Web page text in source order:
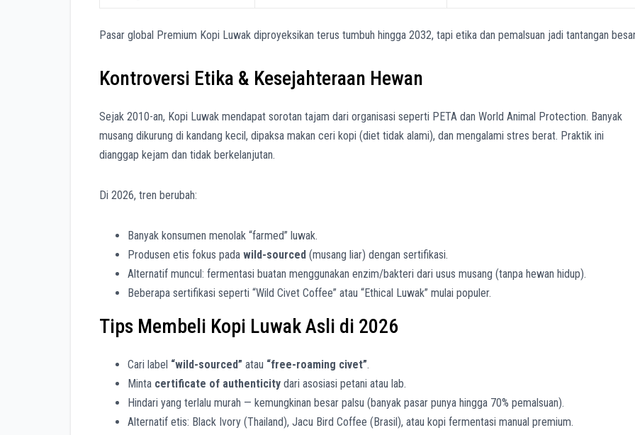
Pasar global Premium Kopi Luwak diproyeksikan terus tumbuh hingga 2032, tapi etika dan pemalsuan jadi tantangan
Kontroversi Etika & Kesejahteraan Hewan
Sejak 2010-an, Kopi Luwak mendapat sorotan tajam dari organisasi seperti PETA dan World Animal Protection. Banyak
musang dikurung di kandang kecil, dipaksa makan ceri kopi (diet tidak alami), dan mengalami stres berat. Praktik ini
dianggap kejam dan tidak berkelanjutan.
Di 2026, tren berubah:
Banyak konsumen menolak “farmed” luwak.
Produsen etis fokus pada wild-sourced (musang liar) dengan sertifikasi.
Alternatif muncul: fermentasi buatan menggunakan enzim/bakteri dari usus musang (tanpa hewan hidup).
Beberapa sertifikasi seperti “Wild Civet Coffee” atau “Ethical Luwak” mulai populer.
Tips Membeli Kopi Luwak Asli di 2026
Cari label “wild-sourced” atau “free-roaming civet”.
Minta certificate of authenticity dari asosiasi petani atau lab.
Hindari yang terlalu murah — kemungkinan besar palsu (banyak pasar punya hingga 70% pemalsuan).
Alternatif etis: Black Ivory (Thailand), Jacu Bird Coffee (Brasil), atau kopi fermentasi manual premium.